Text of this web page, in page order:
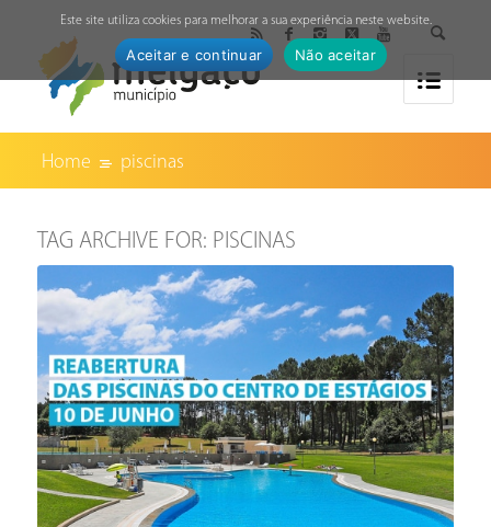
Home piscinas
TAG ARCHIVE FOR: PISCINAS
Este site utiliza cookies para melhorar a sua experiência neste website.
Aceitar e continuar Não aceitar